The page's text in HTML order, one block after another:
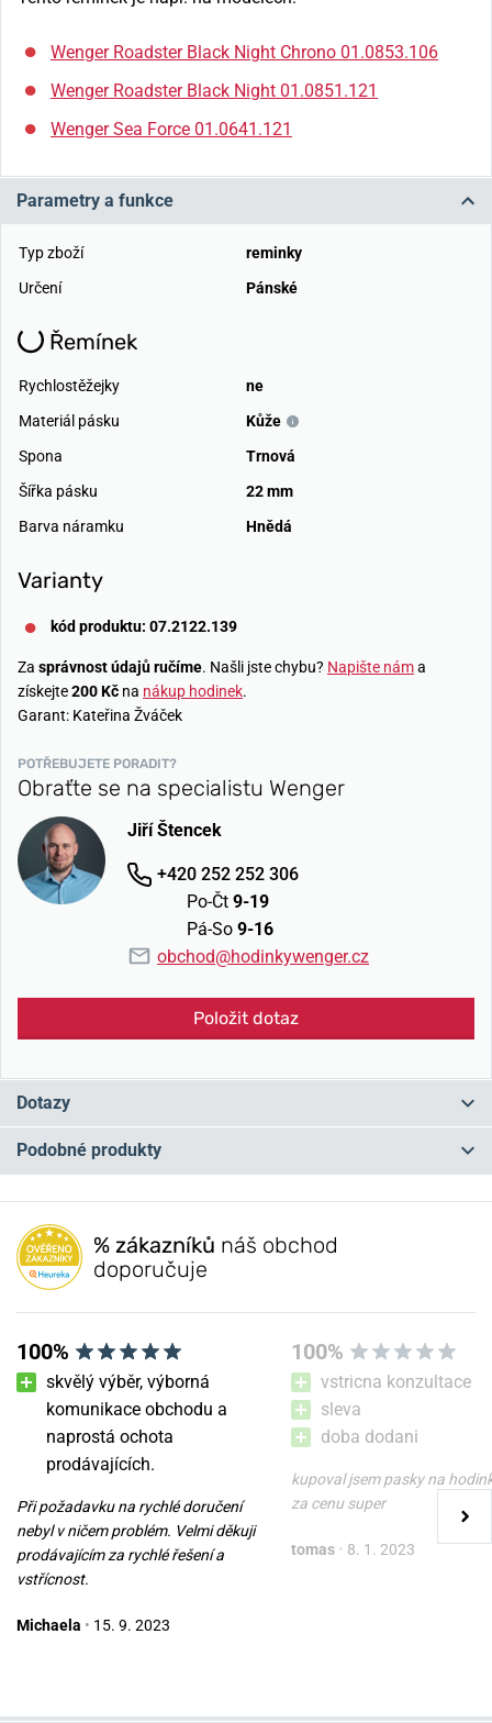
Wenger Roadster Black Night Chrono 01.0853.106
Wenger Roadster Black Night 01.0851.121
Wenger Sea Force 01.0641.121
Parametry a funkce
Typ zboží
reminky
Určení
Pánské
Řemínek
Rychlostěžejky
ne
Materiál pásku
Kůže
Spona
Trnová
Šířka pásku
22 mm
Barva náramku
Hnědá
Varianty
kód produktu: 07.2122.139
Za správnost údajů ručíme. Našli jste chybu? Napište náma
získejte200 Kč na nákup hodinek.
Garant: Kateřina Žváček
POTŘEBUJETE PORADIT?
Obraťte se na specialistu Wenger
Jiří Štencek
+420 252 252 306
Po-Čt 9-19
Pá-So 9-16
obchod@hodinkywenger.cz
Položit dotaz
Dotazy
Máte otázku? Zanechte nám komentář
Přidat dotaz
Podobné produkty
Řemínek Wenger 07.2117.010
Skladem v úterý 11. 8. u vás
1 100 Kč
07.3022.029
1 100 Kč
% zákazníků náš obchod
doporučuje
100%
skvělý výběr, výborná
komunikace obchodu a
naprostá ochota
prodávajících.
Při požadavku na rychlé doručení
nebyl v ničem problém. Velmi děkuji
prodávajícím za rychlé řešení a
vstřícnost.
Michaela • 15. 9. 2023
100%
vstricna konzultace
sleva
doba dodani
kupoval jsem pasky na
za cenu super
tomas • 8. 1. 2023